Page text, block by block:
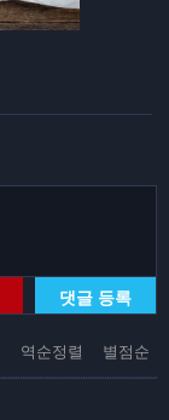
댓글 등록
역순정렬 별점순